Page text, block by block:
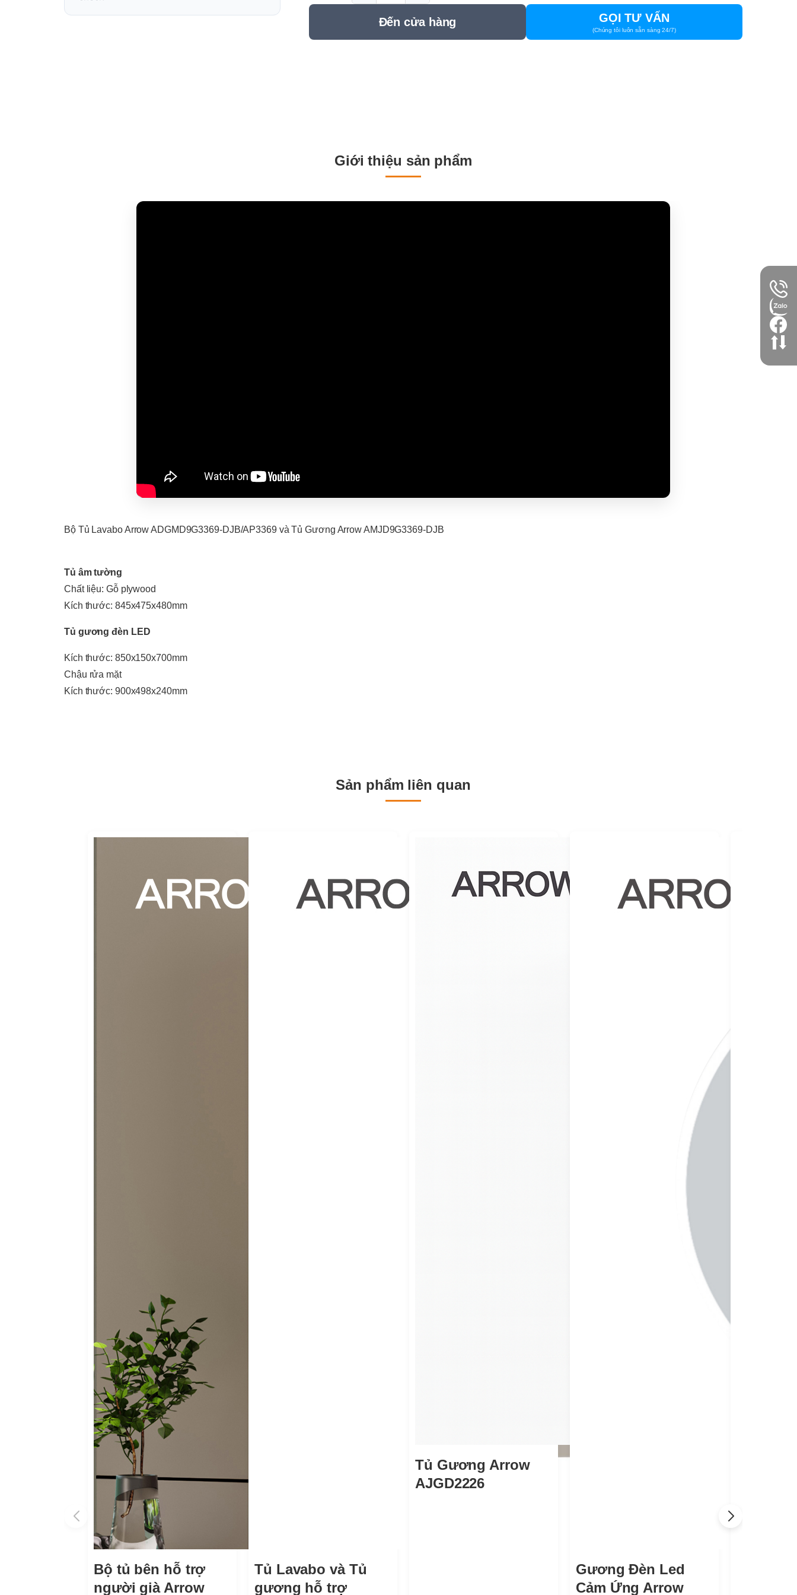
Chậu rửa mặt
Phần thân sứ Phần sứ 10 năm Chính hãng Arrowhome
Đến cửa hàng GỌI TƯ VẤN
(Chúng tôi luôn sẵn sàng 24/7)
Giới thiệu sản phẩm
Bộ Tủ Lavabo Arrow ADGMD9G3369-DJB/AP3369 và Tủ Gương Arrow AMJD9G3369-DJB
Tủ âm tường
Chất liệu: Gỗ plywood
Kích thước: 845x475x480mm
Tủ gương đèn LED
Kích thước: 850x150x700mm
Chậu rửa mặt
Kích thước: 900x498x240mm
Sản phẩm liên quan
Bộ tủ bên hỗ trợ
người già Arrow
Tủ Lavabo và Tủ
gương hỗ trợ
Tủ Gương Arrow
AJGD2226
Gương Đèn Led
Cảm Ứng Arrow